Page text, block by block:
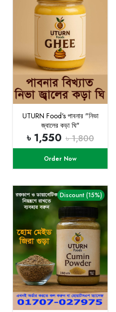
UTURN Food's পাবনার "নিভা
জ্বালের কড়া ঘি"
৳ 1,550 ৳ 1,800
Order Now
Discount (15%)